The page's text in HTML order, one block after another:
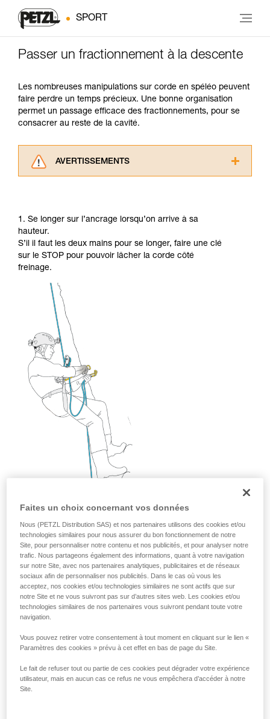
SPORT
Passer un fractionnement à la descente
Les nombreuses manipulations sur corde en spéléo peuvent
faire perdre un temps précieux. Une bonne organisation
permet un passage efficace des fractionnements, pour se
consacrer au reste de la cavité.
AVERTISSEMENTS
informations de la notice technique pour
d’informations.
Maîtriser ces techniques nécessite une
la manipulation, seul, en toute sécurité, avant
de la reproduire en autonomie.
Nous donnons des exemples de techniques
liées à votre activité. Il peut en exister d’autres
que nous ne décrivons pas ici.
1. Se longer sur l’ancrage lorsqu’on arrive à sa
hauteur.
S’il il faut les deux mains pour se longer, faire une clé
sur le STOP pour pouvoir lâcher la corde côté
freinage.
2. Descendre encore pour transférer son poids sur la
longe.
Libérer le STOP et le replacer sur la corde en dessous
du fractionnement.
Faites un choix concernant vos données
Nous (PETZL Distribution SAS) et nos partenaires utilisons des cookies et/ou
technologies similaires pour nous assurer du bon fonctionnement de notre
Site, pour personnaliser notre contenu et nos publicités, et pour analyser notre
trafic. Nous partageons également des informations, quant à votre navigation
sur notre Site, avec nos partenaires analytiques, publicitaires et de réseaux
sociaux afin de personnaliser nos publicités. Dans le cas où vous les
acceptez, nos cookies et/ou technologies similaires ne sont actifs que sur
notre Site et ne vous suivront pas sur d’autres sites web. Les cookies et/ou
technologies similaires de nos partenaires vous suivront pendant toute votre
navigation.
Vous pouvez retirer votre consentement à tout moment en cliquant sur le lien «
Paramètres des cookies » prévu à cet effet en bas de page du Site.
Le fait de refuser tout ou partie de ces cookies peut dégrader votre expérience
utilisateur, mais en aucun cas ce refus ne vous empêchera d’accéder à notre
Site.